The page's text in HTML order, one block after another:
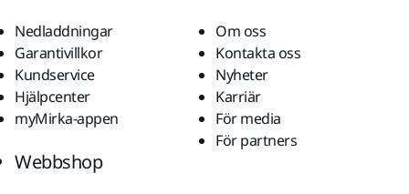
Nedladdningar
Garantivillkor
Kundservice
Hjälpcenter
myMirka-appen
Om oss
Kontakta oss
Nyheter
Karriär
För media
För partners
Webbshop